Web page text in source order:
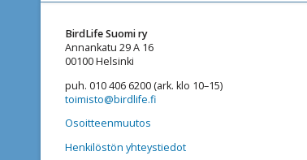
BirdLife Suomi ry
Annankatu 29 A 16
00100 Helsinki
puh. 010 406 6200 (ark. klo 10–15)
toimisto@birdlife.fi
Osoitteenmuutos
Henkilöstön yhteystiedot